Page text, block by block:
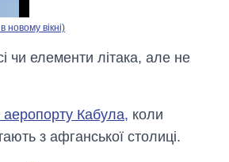
новому вікні)
чи елементи літака, але не
Кабула, коли
з афганської столиці.